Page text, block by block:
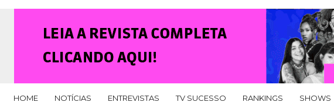
HOME NOTÍCIAS ENTREVISTAS TV SUCESSO RANKINGS SHOWS